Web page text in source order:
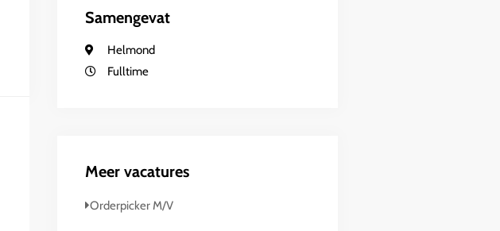
Samengevat
Helmond
Fulltime
Meer vacatures
Orderpicker M/V